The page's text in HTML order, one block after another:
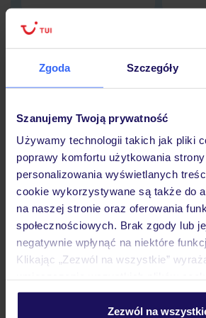
Zgoda Szczegóły
Szanujemy Twoją prywatność
Używamy technologii takich jak pliki
poprawy komfortu użytkowania
personalizowania wyświetlanych
cookie wykorzystywane są także do
na naszej stronie oraz oferowania
społecznościowych. Brak zgody lub
negatywnie wpłynąć na niektóre
Klikając „Zezwól na wszystkie”
personalizować swój wybór
Zezwól na
Sprawdź szczegóły
wariantów
Dlaczego warto
Lider niskich cen
Największe
podróży w